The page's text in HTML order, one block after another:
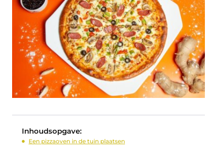
Inhoudsopgave:
Een pizzaoven in de tuin plaatsen